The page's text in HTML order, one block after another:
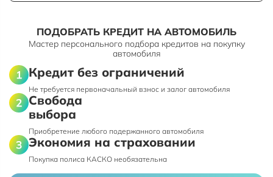
ПОДОБРАТЬ КРЕДИТ НА АВТОМОБИЛЬ
Мастер персонального подбора кредитов на покупку
автомобиля
Кредит без ограничений
Не требуется первоначальный взнос и залог автомобиля
Свобода
выбора
Приобретение любого подержанного автомобиля
Экономия на страховании
Покупка полиса КАСКО необязательна